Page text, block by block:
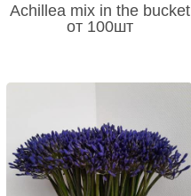
Achillea mix in the bucket
от 100шт